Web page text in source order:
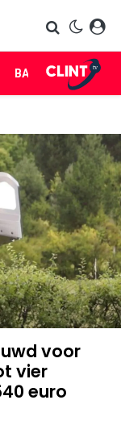
BABES LIFE
voor
vier
euro